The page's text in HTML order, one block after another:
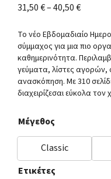
31,50€–40,50€
Το νέο Εβδομαδιαίο
σύμμαχος για μια πιο
καθημερινότητα.
γεύματα, λίστες αγορών,
ανασκόπηση. Με 310
διαχειρίζεσαι εύκολα
Μέγεθος
Classic
Ετικέτες